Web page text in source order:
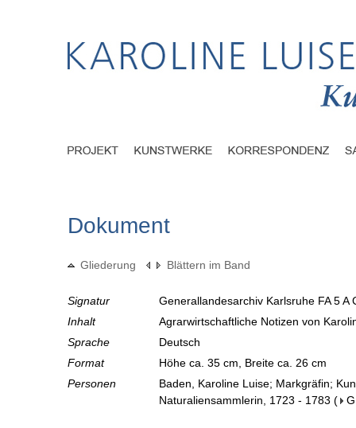
Dokument
Gliederung Blättern im Band
Signatur
Generallandesarchiv Karlsruhe FA 5 A
Inhalt
Agrarwirtschaftliche Notizen von
Sprache
Deutsch
Format
Höhe ca. 35 cm, Breite ca. 26 cm
Personen
Baden, Karoline Luise; Markgräfin;
Naturaliensammlerin, 1723 - 1783 (